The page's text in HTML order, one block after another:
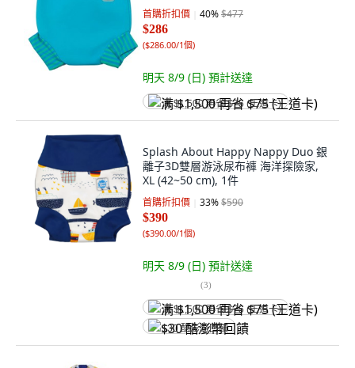
首購折扣價 40%$477
$286
($286.00/1個)
明天 8/9 (日) 預計送達
满 $1,500 再省 $75 (王道卡)
Splash About Happy Nappy Duo 銀
離子3D雙層游泳尿布褲 海洋探險家,
XL (42~50 cm), 1件
首購折扣價 33%$590
$390
($390.00/1個)
明天 8/9 (日) 預計送達
(3)
满 $1,500 再省 $75 (王道卡)
$30 酷澎幣回饋